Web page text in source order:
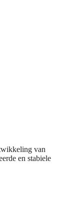
van
en stabiele